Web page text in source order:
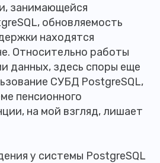
занимающейся
обновляемость
находятся
Относительно работы
данных, здесь споры еще
СУБД PostgreSQL,
пенсионного
на мой взгляд, лишает
у системы PostgreSQL